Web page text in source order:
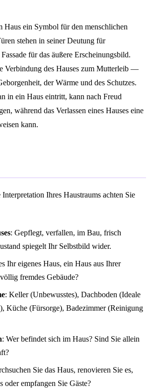
Haus ein Symbol für den menschlichen
stehen in seiner Deutung für
für das äußere Erscheinungsbild.
Verbindung des Hauses zum Mutterleib —
der Wärme und des Schutzes.
in ein Haus eintritt, kann nach Freud
während das Verlassen eines Hauses eine
kann.
Ihres Haustraums achten Sie
: Gepflegt, verfallen, im Bau, frisch
spiegelt Ihr Selbstbild wider.
Ihr eigenes Haus, ein Haus aus Ihrer
fremdes Gebäude?
: Keller (Unbewusstes), Dachboden (Ideale
Küche (Fürsorge), Badezimmer (Reinigung
: Wer befindet sich im Haus? Sind Sie allein
Sie das Haus, renovieren Sie es,
oder empfangen Sie Gäste?